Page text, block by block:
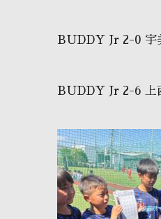
BUDDY Jr 2-0 宇
BUDDY Jr 2-6 上